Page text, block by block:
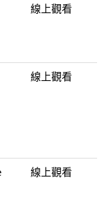
線上觀看
線上觀看
線上觀看